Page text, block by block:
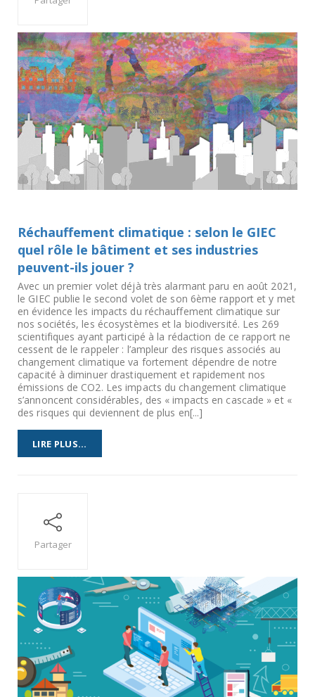
Réchauffement climatique : selon le GIEC
quel rôle le bâtiment et ses industries
peuvent-ils jouer ?
Avec un premier volet déjà très alarmant paru en août 2021,
le GIEC publie le second volet de son 6ème rapport et y met
en évidence les impacts du réchauffement climatique sur
nos sociétés, les écosystèmes et la biodiversité. Les 269
scientifiques ayant participé à la rédaction de ce rapport ne
cessent de le rappeler : l’ampleur des risques associés au
changement climatique va fortement dépendre de notre
capacité à diminuer drastiquement et rapidement nos
émissions de CO2. Les impacts du changement climatique
s’annoncent considérables, des « impacts en cascade » et «
des risques qui deviennent de plus en[...]
LIRE PLUS...
Partager